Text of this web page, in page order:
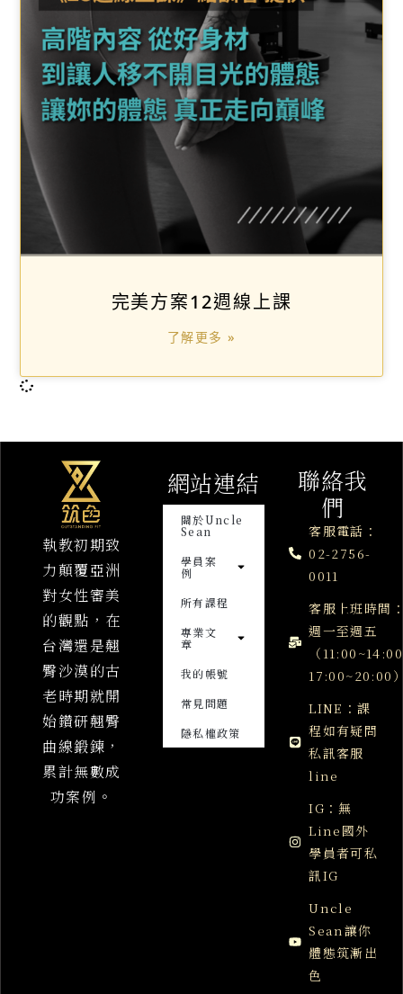
完美方案12週線上課
了解更多 »
執教初期致
力顛覆亞洲
對女性審美
的觀點，在
台灣還是翹
臀沙漠的古
老時期就開
始鑽研翹臀
曲線鍛鍊，
累計無數成
功案例。
網站連結
關於Uncle
Sean
學員案
例
所有課程
專業文
章
我的帳號
常見問題
隱私權政策
聯絡我
們
客服電話：
02-2756-
0011
客服上班時間
週一至週五
（
17:00~20:00
LINE：課
程如有疑問
私訊客服
line
IG：無
Line國外
學員者可私
訊IG
Uncle
Sean讓你
體態筑漸出
色